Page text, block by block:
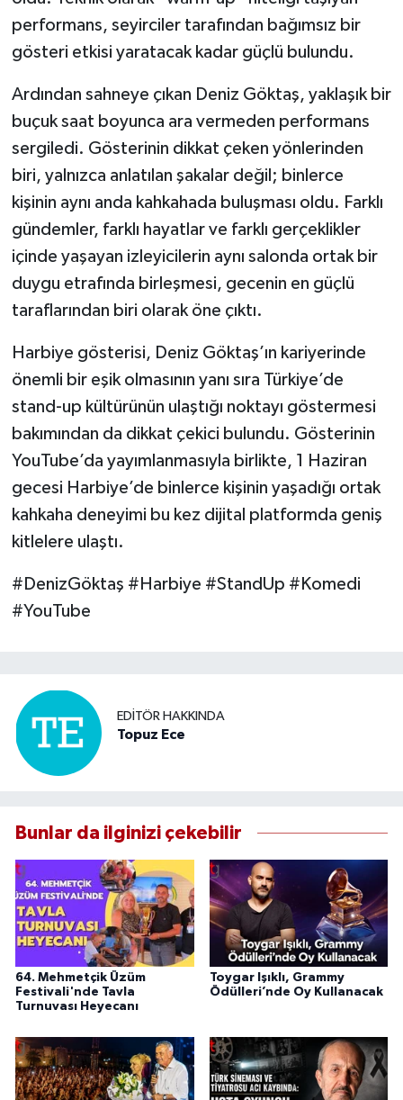
performans, seyirciler tarafından bağımsız bir
gösteri etkisi yaratacak kadar güçlü bulundu.
Ardından sahneye çıkan Deniz Göktaş, yaklaşık bir
buçuk saat boyunca ara vermeden performans
sergiledi. Gösterinin dikkat çeken yönlerinden
biri, yalnızca anlatılan şakalar değil; binlerce
kişinin aynı anda kahkahada buluşması oldu. Farklı
gündemler, farklı hayatlar ve farklı gerçeklikler
içinde yaşayan izleyicilerin aynı salonda ortak bir
duygu etrafında birleşmesi, gecenin en güçlü
taraflarından biri olarak öne çıktı.
Harbiye gösterisi, Deniz Göktaş’ın kariyerinde
önemli bir eşik olmasının yanı sıra Türkiye’de
stand-up kültürünün ulaştığı noktayı göstermesi
bakımından da dikkat çekici bulundu. Gösterinin
YouTube’da yayımlanmasıyla birlikte, 1 Haziran
gecesi Harbiye’de binlerce kişinin yaşadığı ortak
kahkaha deneyimi bu kez dijital platformda geniş
kitlelere ulaştı.
#DenizGöktaş #Harbiye #StandUp #Komedi
#YouTube
EDITÖR HAKKINDA
Topuz Ece
Bunlar da ilginizi çekebilir
64. Mehmetçik Üzüm
Festivali'nde Tavla
Turnuvası Heyecanı
Toygar Işıklı, Grammy
Ödülleri’nde Oy Kullanacak